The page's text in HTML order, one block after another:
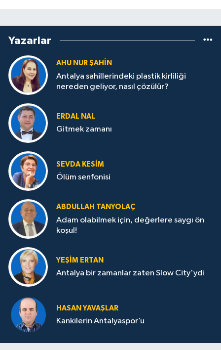
Yazarlar
AHU NUR ŞAHIN
Antalya sahillerindeki plastik kirliliği
nereden geliyor, nasıl çözülür?
ERDAL NAL
Gitmek zamanı
SEVDA KESİM
Ölüm senfonisi
ABDULLAH TANYOLAÇ
Adam olabilmek için, değerlere saygı ön
koşul!
YEŞIM ERTAN
Antalya bir zamanlar zaten Slow City'ydi
HASAN YAVAŞLAR
Kankilerin Antalyaspor’u